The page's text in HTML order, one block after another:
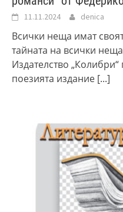
11.11.2024 denica
Всички неща имат
тайната на всички
Издателство
поезията издание [...]